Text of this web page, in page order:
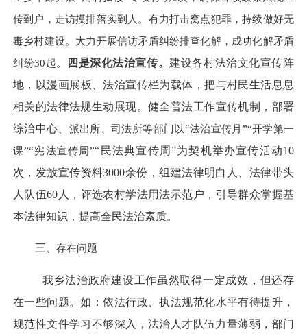
传到户，走访摸排落实到人。有力打击窝点犯罪，持续做好无
毒乡村建设。大力开展信访矛盾纠纷排查化解，成功化解矛盾
纠纷30起。 四是深化法治宣传。建设各村法治文化宣传阵
地，
以漫画展板、法治宣传栏为载体，把与村民生活息息
相关的法律法规生动展现。健全普法工作宣传机制，部署
综治中心、 派出所、司法所等部门以“法治宣传月”“开学第一
课”“宪法宣传周”“民法典宣传周”为契机举办宣传活动10
次 ，发放宣传资料3000余份，组建法律明白人、 法律带头
人队伍60 人， 评选农村学法用法示范户 ，引导群众掌握基
本法律知识，提高全民法治素质。
三 、存在问题
我乡法治政府建设工作虽然取得一定成效，但还存
在一些问题。如：依法行政、执法规范化水平有待提升，
规范性文件学习不够深入， 法治人才队伍力量薄弱 ， 部门